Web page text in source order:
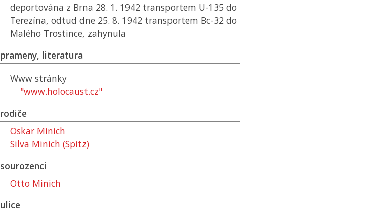
deportována z Brna 28. 1. 1942 transportem U-135 do
Terezína, odtud dne 25. 8. 1942 transportem Bc-32 do
Malého Trostince, zahynula
prameny, literatura
Www stránky
"www.holocaust.cz"
rodiče
Oskar Minich
Silva Minich (Spitz)
sourozenci
Otto Minich
ulice